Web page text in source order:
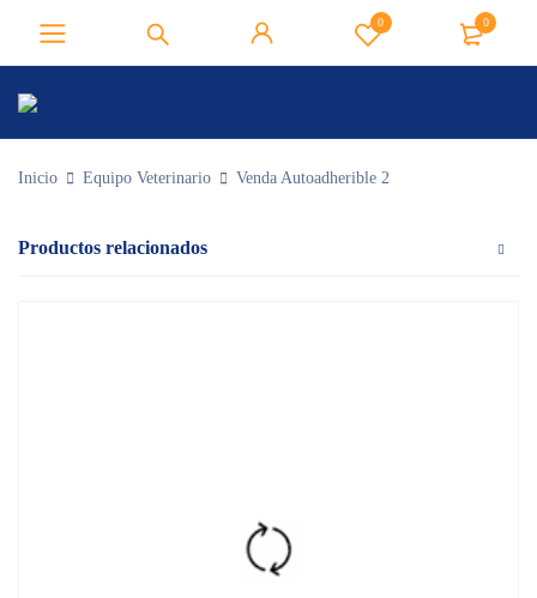
0 0
Inicio Equipo Veterinario Venda Autoadherible 2
Productos relacionados